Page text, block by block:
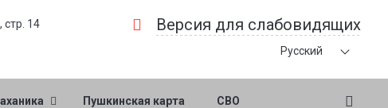
стр. 14
Версия для слабовидящих
Русский
Пушкинская карта СВО